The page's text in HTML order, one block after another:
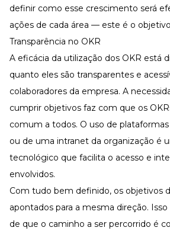
definir como esse crescimento será
ações de cada área — este é o
Transparência no OKR
A eficácia da utilização dos OKR está
quanto eles são transparentes e
colaboradores da empresa. A
cumprir objetivos faz com que os
comum a todos. O uso de
ou de uma intranet da organização é
tecnológico que facilita o acesso e
envolvidos.
Com tudo bem definido, os objetivos
apontados para a mesma direção.
de que o caminho a ser percorrido é